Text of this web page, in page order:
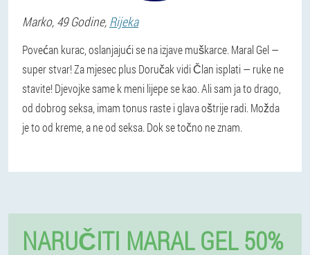
Marko, 49 Godine, Rijeka
Povećan kurac, oslanjajući se na izjave muškarce. Maral Gel —
super stvar! Za mjesec plus Doručak vidi Član isplati — ruke ne
stavite! Djevojke same k meni lijepe se kao. Ali sam ja to drago,
od dobrog seksa, imam tonus raste i glava oštrije radi. Možda
je to od kreme, a ne od seksa. Dok se točno ne znam.
NARUČITI MARAL GEL 50%